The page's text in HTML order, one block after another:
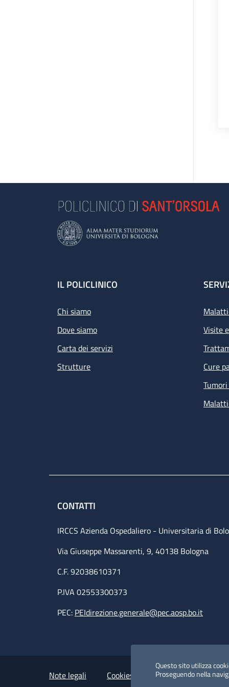
Questo sito utilizza
Proseguendo nella
Footer
IL POLICLINICO
Chi siamo
Dove siamo
Carta dei servizi
Strutture
Visite
Cure
CONTATTI
IRCCS Azienda Ospedaliero - Universitaria di
Via Giuseppe Massarenti, 9, 40138 Bologna
C.F. 92038610371
P.IVA 02553300373
PEC: PEIdirezione.generale@pec.aosp.bo.it
Small prints
Useful links section
Note legali Cookies Policy Policy privacy